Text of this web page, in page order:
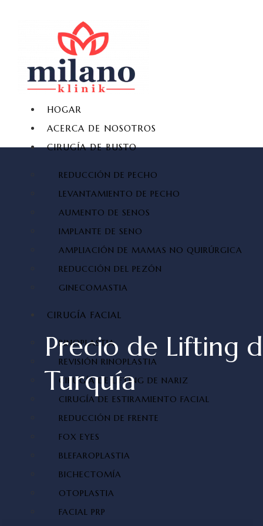
HOGAR
ACERCA DE NOSOTROS
CIRUGÍA DE BUSTO
REDUCCIÓN DE PECHO
LEVANTAMIENTO DE PECHO
AUMENTO DE SENOS
IMPLANTE DE SENO
AMPLIACIÓN DE MAMAS NO QUIRÚRGICA
REDUCCIÓN DEL PEZÓN
GINECOMASTIA
CIRUGÍA FACIAL
RINOPLASTIA
REVISIÓN RINOPLASTIA
CIRUGÍA DE LIFTING DE NARIZ
CIRUGÍA DE ESTIRAMIENTO FACIAL
REDUCCIÓN DE FRENTE
FOX EYES
BLEFAROPLASTIA
BICHECTOMÍA
OTOPLASTIA
FACIAL PRP
Precio de Lifting
Turquía